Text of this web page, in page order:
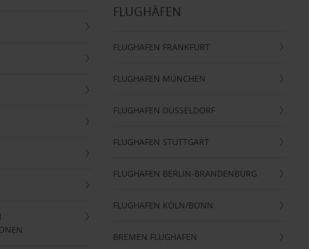
FLUGHÄFEN
FLUGHAFEN FRANKFURT
FLUGHAFEN MÜNCHEN
FLUGHAFEN DÜSSELDORF
FLUGHAFEN STUTTGART
FLUGHAFEN BERLIN-BRANDENBURG
FLUGHAFEN KÖLN/BONN
BREMEN FLUGHAFEN